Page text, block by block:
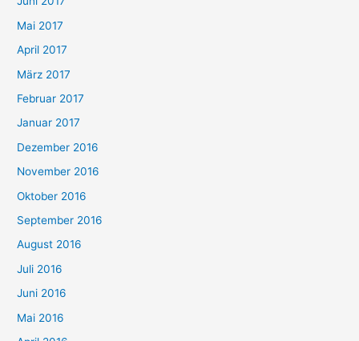
Mai 2017
April 2017
März 2017
Februar 2017
Januar 2017
Dezember 2016
November 2016
Oktober 2016
September 2016
August 2016
Juli 2016
Juni 2016
Mai 2016